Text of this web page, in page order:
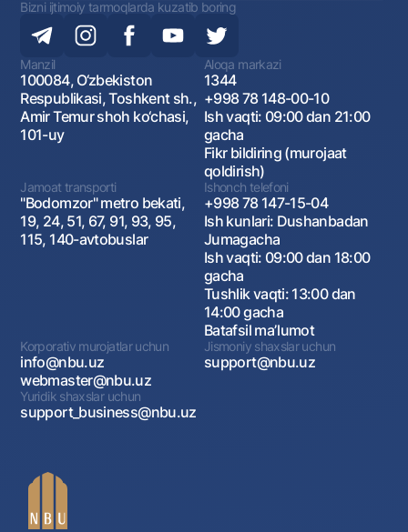
Bizni ijtimoiy tarmoqlarda kuzatib boring
Manzil
100084, O‘zbekiston
Respublikasi, Toshkent sh.,
Amir Temur shoh ko‘chasi,
101-uy
Aloqa markazi
1344
+998 78 148-00-10
Ish vaqti: 09:00 dan 21:00
gacha
Fikr bildiring (murojaat
qoldirish)
Jamoat transporti
"Bodomzor" metro bekati,
19, 24, 51, 67, 91, 93, 95,
115, 140-avtobuslar
Ishonch telefoni
+998 78 147-15-04
Ish kunlari: Dushanbadan
Jumagacha
Ish vaqti: 09:00 dan 18:00
gacha
Tushlik vaqti: 13:00 dan
14:00 gacha
Batafsil maʼlumot
Korporativ murojatlar uchun
info@nbu.uz
webmaster@nbu.uz
Jismoniy shaxslar uchun
support@nbu.uz
Yuridik shaxslar uchun
support_business@nbu.uz